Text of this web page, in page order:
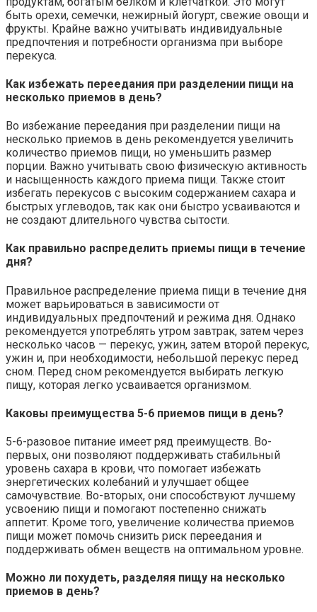
быть орехи, семечки, нежирный йогурт, свежие овощи и
фрукты. Крайне важно учитывать индивидуальные
предпочтения и потребности организма при выборе
перекуса.
Как избежать переедания при разделении пищи на
несколько приемов в день?
Во избежание переедания при разделении пищи на
несколько приемов в день рекомендуется увеличить
количество приемов пищи, но уменьшить размер
порции. Важно учитывать свою физическую активность
и насыщенность каждого приема пищи. Также стоит
избегать перекусов с высоким содержанием сахара и
быстрых углеводов, так как они быстро усваиваются и
не создают длительного чувства сытости.
Как правильно распределить приемы пищи в течение
дня?
Правильное распределение приема пищи в течение дня
может варьироваться в зависимости от
индивидуальных предпочтений и режима дня. Однако
рекомендуется употреблять утром завтрак, затем через
несколько часов — перекус, ужин, затем второй перекус,
ужин и, при необходимости, небольшой перекус перед
сном. Перед сном рекомендуется выбирать легкую
пищу, которая легко усваивается организмом.
Каковы преимущества 5-6 приемов пищи в день?
5-6-разовое питание имеет ряд преимуществ. Во-
первых, они позволяют поддерживать стабильный
уровень сахара в крови, что помогает избежать
энергетических колебаний и улучшает общее
самочувствие. Во-вторых, они способствуют лучшему
усвоению пищи и помогают постепенно снижать
аппетит. Кроме того, увеличение количества приемов
пищи может помочь снизить риск переедания и
поддерживать обмен веществ на оптимальном уровне.
Можно ли похудеть, разделяя пищу на несколько
приемов в день?